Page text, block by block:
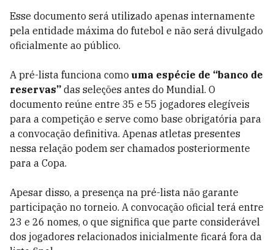
Esse documento será utilizado apenas internamente
pela entidade máxima do futebol e não será divulgado
oficialmente ao público.
A pré-lista funciona como uma espécie de “banco de
reservas” das seleções antes do Mundial. O
documento reúne entre 35 e 55 jogadores elegíveis
para a competição e serve como base obrigatória para
a convocação definitiva. Apenas atletas presentes
nessa relação podem ser chamados posteriormente
para a Copa.
Apesar disso, a presença na pré-lista não garante
participação no torneio. A convocação oficial terá entre
23 e 26 nomes, o que significa que parte considerável
dos jogadores relacionados inicialmente ficará fora da